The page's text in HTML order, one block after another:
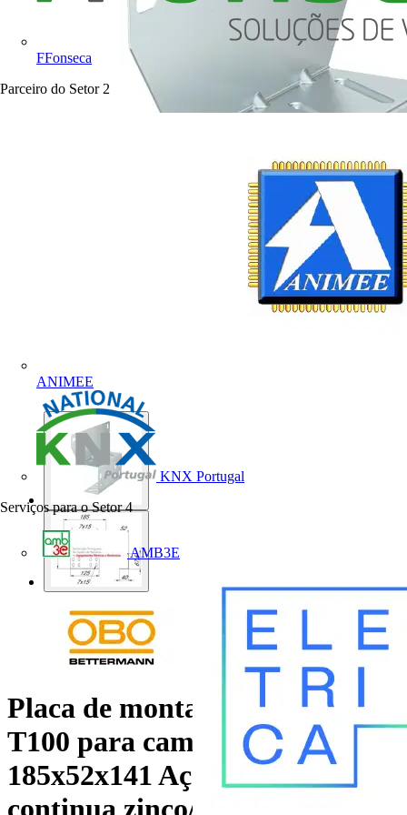
FFonseca
Parceiro do Setor 2
ANIMEE
KNX Portugal
Serviços para o Setor 4
AMB3E
Placa de montagem FireBox
T100 para caminhos de cabos
185x52x141 Aço Galvanização